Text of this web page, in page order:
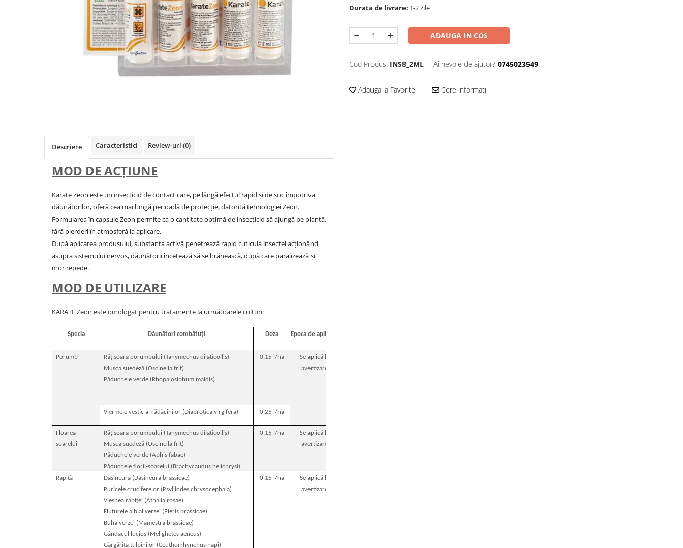
Durata de livrare: 1-2 zile
ADAUGA IN COS
Cod Produs: INS8_2ML Ai nevoie de ajutor? 0745023549
Adauga la Favorite Cere informatii
Descriere Caracteristici Review-uri (0)
MOD DE ACŢIUNE
Karate Zeon este un insecticid de contact care, pe lângă efectul rapid și de șoc împotriva
dăunătorilor, oferă cea mai lungă perioadă de protecție, datorită tehnologiei Zeon.
Formularea în capsule Zeon permite ca o cantitate optimă de insecticid să ajungă pe plantă,
fără pierderi în atmosferă la aplicare.
După aplicarea produsului, substanţa activă penetrează rapid cuticula insectei acţionând
asupra sistemului nervos, dăunătorii încetează să se hrănească, după care paralizează şi
mor repede.
MOD DE UTILIZARE
KARATE Zeon este omologat pentru tratamente la următoarele culturi:
Specia Dăunători combătuţi Doza Epoca de aplicare
Porumb
Răţișoara porumbului (Tanymechus dilaticollis)
Musca suedeză (Oscinella frit)
Păduchele verde (Rhopalosiphum maidis)
0,15 l/ha
Se aplică la
avertizare
Viermele vestic al rădăcinilor (Diabrotica virgifera) 0.25 l/ha
Floarea
soarelui
Răţișoara porumbului (Tanymechus dilaticollis)
Musca suedeză (Oscinella frit)
Păduchele verde (Aphis fabae)
Păduchele florii-soarelui (Brachycaudus helichrysi)
0,15 l/ha
Se aplică la
avertizare
Rapiţă
Dasineura (Dasineura brassicae)
Puricele cruciferelor (Psylliodes chrysocephala)
Viespea rapiţei (Athalia rosae)
Fluturele alb al verzei (Pieris brassicae)
Buha verzei (Mamestra brassicae)
Gândacul lucios (Melighetes aeneus)
Gărgărița tulpinilor (Ceuthorrhynchus napi)
0,15 l/ha
Se aplică la
avertizare